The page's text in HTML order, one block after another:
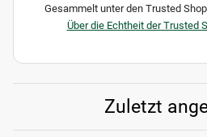
Gesammelt unter den Trusted
Über die Echtheit der Trusted
Zuletzt